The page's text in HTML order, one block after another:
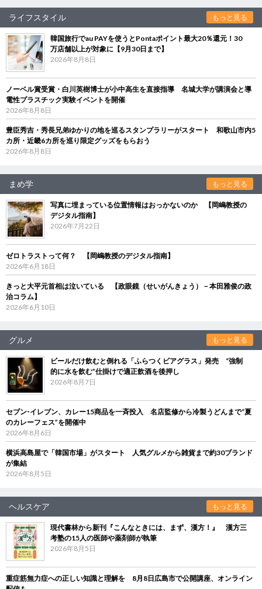
ライフスタイル もっと見る
韓国旅行でau PAYを使うとPontaポイント最大20％還元！30
万店舗以上が対象に【9月30日まで】
2026年8月8日
ノーベル賞受賞・白川英樹博士が小中高生を直接指導 名城大学が講演会と導
電性プラスチック実験イベントを開催
2026年8月8日
豊臣秀吉・秀長兄弟ゆかりの地を巡るスタンプラリーがスタート 和歌山市内5
カ所・近畿6カ所を巡り限定グッズをもらおう
2026年8月8日
まめ学 もっと見る
写真に埋まっている位置情報はおっかないのか 【岡嶋教授の
デジタル指南】
2026年7月22日
ゼロトラストって何？ 【岡嶋教授のデジタル指南】
2026年6月18日
きっと大平元首相は泣いている 【政眼鏡（せいがんきょう）－本田雅俊の政
治コラム】
2026年6月10日
グルメ もっと見る
ビールだけ飲むと倒れる「ふらつくビアグラス」発売 “強制
的に水を飲む”仕掛けで適正飲酒を後押し
2026年8月7日
セブン‐イレブン、カレー15商品を一斉投入 名店監修から冷製うどんまで“夏
のカレーフェス”を開催中
2026年8月6日
横浜高島屋で「韓国市場」がスタート 人気グルメから雑貨まで約30ブランド
が集結
2026年8月5日
ヘルスケア もっと見る
現代書林から新刊『こんなときには、まず、漢方！』 漢方三
考塾の15人の医師や薬剤師が執筆
2026年8月5日
重症筋無力症への正しい知識と理解を 8月8日広島市で公開講座、オンライン